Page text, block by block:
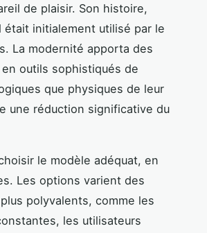
de plaisir. Son histoire,
était initialement utilisé par le
La modernité apporta des
outils sophistiqués de
que physiques de leur
une réduction significative du
le modèle adéquat, en
Les options varient des
polyvalents, comme les
les utilisateurs